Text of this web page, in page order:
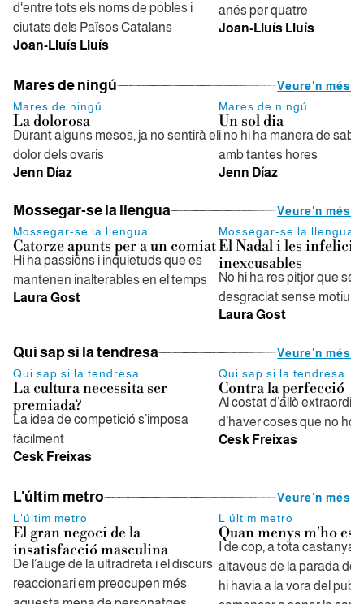
d'entre tots els noms de pobles i
ciutats dels Països Catalans
Joan-Lluís Lluís
anés per quatre
Joan-Lluís Lluís
Mares de ningú
Veure'n més
Mares de ningú
La dolorosa
Durant alguns mesos, ja no sentirà el
dolor dels ovaris
Jenn Díaz
Mares de ningú
Un sol dia
i no hi ha manera de
amb tantes hores
Jenn Díaz
Mossegar-se la llengua
Veure'n més
Mossegar-se la llengua
Catorze apunts per a un comiat
Hi ha passions i inquietuds que es
mantenen inalterables en el temps
Laura Gost
Mossegar-se la llengua
El Nadal i les
inexcusables
No hi ha res pitjor que
desgraciat sense motiu
Laura Gost
Qui sap si la tendresa
Veure'n més
Qui sap si la tendresa
La cultura necessita ser
premiada?
La idea de competició s’imposa
fàcilment
Cesk Freixas
Qui sap si la tendresa
Contra la perfecció
Al costat d’allò
d’haver coses que no ho
Cesk Freixas
L'últim metro
Veure'n més
L'últim metro
El gran negoci de la
insatisfacció masculina
De l’auge de la ultradreta i el discurs
reaccionari em preocupen més
L'últim metro
Quan menys m'ho
I de cop, a tota castanya,
altaveus de la parada de
hi havia a la vora del pub,